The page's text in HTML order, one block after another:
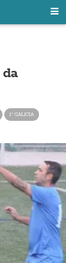
1ª GALICIA